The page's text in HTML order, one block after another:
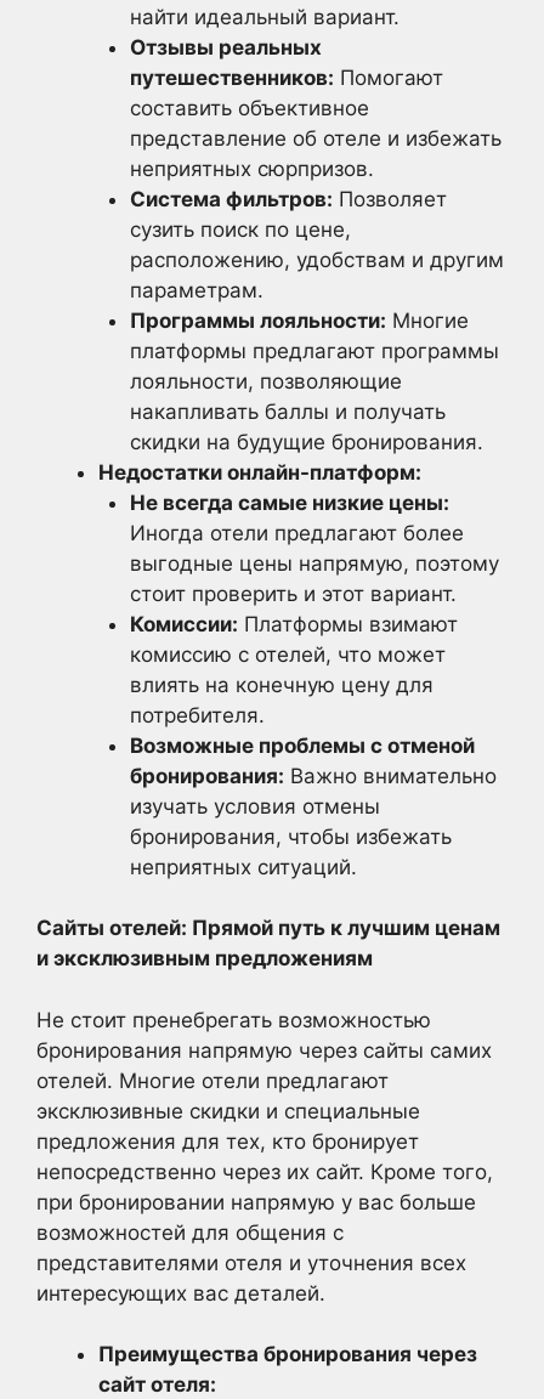
найти идеальный вариант.
Отзывы реальных
путешественников: Помогают
составить объективное
представление об отеле и избежать
неприятных сюрпризов.
Система фильтров: Позволяет
сузить поиск по цене,
расположению, удобствам и другим
параметрам.
Программы лояльности: Многие
платформы предлагают программы
лояльности, позволяющие
накапливать баллы и получать
скидки на будущие бронирования.
Недостатки онлайн-платформ:
Не всегда самые низкие цены:
Иногда отели предлагают более
выгодные цены напрямую, поэтому
стоит проверить и этот вариант.
Комиссии: Платформы взимают
комиссию с отелей, что может
влиять на конечную цену для
потребителя.
Возможные проблемы с отменой
бронирования: Важно внимательно
изучать условия отмены
бронирования, чтобы избежать
неприятных ситуаций.
Сайты отелей: Прямой путь к лучшим ценам
и эксклюзивным предложениям
Не стоит пренебрегать возможностью
бронирования напрямую через сайты самих
отелей. Многие отели предлагают
эксклюзивные скидки и специальные
предложения для тех, кто бронирует
непосредственно через их сайт. Кроме того,
при бронировании напрямую у вас больше
возможностей для общения с
представителями отеля и уточнения всех
интересующих вас деталей.
Преимущества бронирования через
сайт отеля: